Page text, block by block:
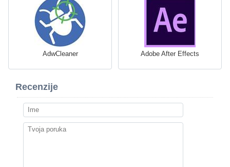
AdwCleaner Adobe After Effects
Recenzije